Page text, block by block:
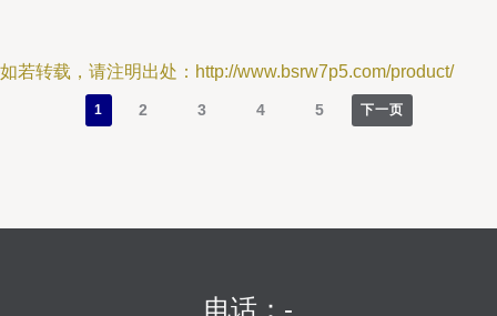
如若转载，请注明出处：http://www.bsrw7p5.com/product/
1 2 3 4 5 下一页
电话：-